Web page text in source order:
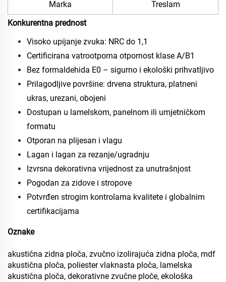
Marka
Treslam
Konkurentna prednost
Visoko upijanje zvuka: NRC do 1,1
Certificirana vatrootporna otpornost klase A/B1
Bez formaldehida E0 – sigurno i ekološki prihvatljivo
Prilagodljive površine: drvena struktura, platneni
ukras, urezani, obojeni
Dostupan u lamelskom, panelnom ili umjetničkom
formatu
Otporan na plijesan i vlagu
Lagan i lagan za rezanje/ugradnju
Izvrsna dekorativna vrijednost za unutrašnjost
Pogodan za zidove i stropove
Potvrđen strogim kontrolama kvalitete i globalnim
certifikacijama
Oznake
akustična zidna ploča, zvučno izolirajuća zidna ploča, mdf
akustična ploča, poliester vlaknasta ploča, lamelska
akustična ploča, dekorativne zvučne ploče, ekološka